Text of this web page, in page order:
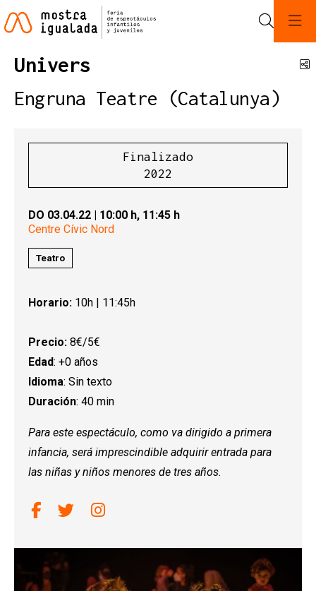
Univers
Engruna Teatre (Catalunya)
Finalizado
2022
DO 03.04.22 | 10:00 h, 11:45 h
Centre Cívic Nord
Teatro
Horario: 10h | 11:45h
Precio: 8€/5€
Edad: +0 años
Idioma: Sin texto
Duración: 40 min
Para este espectáculo, como va dirigido a primera
infancia, será imprescindible adquirir entrada para
las niñas y niños menores de tres años.
Link a facebook
Link a twitter
Link a instagram